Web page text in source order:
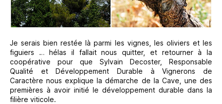
Je serais bien restée là parmi les vignes, les oliviers et les
figuiers … hélas il fallait nous quitter, et retourner à la
coopérative pour que Sylvain Decoster, Responsable
Qualité et Développement Durable à Vignerons de
Caractère nous explique la démarche de la Cave, une des
premières à avoir initié le développement durable dans la
filière viticole.